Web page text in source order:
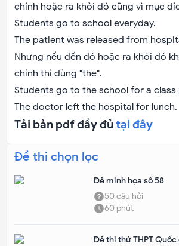
chính hoặc ra khỏi đó cũng vì mục
Students go to school everyday.
The patient was released from
Nhưng nếu đến đó hoặc ra khỏi đó
chính thì dùng "the".
Students go to the school for a class
The doctor left the hospital for lunch.
Tải bản pdf đầy đủtại đây
Đề thi chọn lọc
Đề minh họa số 58
50câu hỏi
60 phút
Đề thi thử THPT